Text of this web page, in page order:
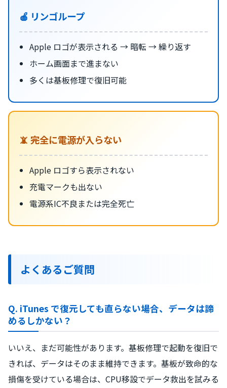
🍎 リンゴループ
Apple ロゴが表示される → 暗転 → 繰り返す
ホーム画面まで進まない
多くは基板修理で復旧可能
📵 完全に電源が入らない
Apple ロゴすら表示されない
充電マークも出ない
電源系IC不良または完全死亡
よくあるご質問
Q. iTunes で復元しても直らない場合、データは諦
めるしかない？
いいえ、まだ可能性があります。基板修理で起動を復旧で
きれば、データはそのまま維持できます。基板が致命的な
損傷を受けている場合は、CPU移設でデータ救出を試みる